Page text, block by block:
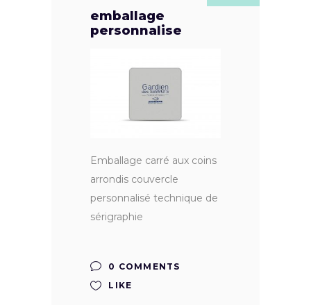
emballage
personnalise
Emballage carré aux coins
arrondis couvercle
personnalisé technique de
sérigraphie
0 COMMENTS
LIKE